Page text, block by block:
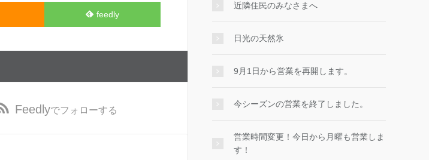
feedly
Feedlyでフォローする
近隣住民のみなさまへ
日光の天然氷
9月1日から営業を再開します。
今シーズンの営業を終了しました。
営業時間変更！今日から月曜も営業しま
す！